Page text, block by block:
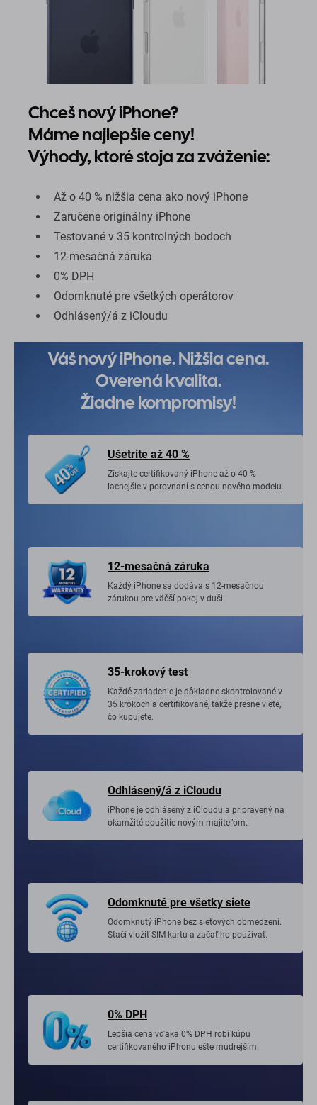
Chceš nový iPhone?
Máme najlepšie ceny!
Výhody, ktoré stoja za zváženie:
Až o 40 % nižšia cena ako nový iPhone
Zaručene originálny iPhone
Testované v 35 kontrolných bodoch
12-mesačná záruka
0% DPH
Odomknuté pre všetkých operátorov
Odhlásený/á z iCloudu
Váš nový iPhone. Nižšia cena.
Overená kvalita.
Žiadne kompromisy!
Ušetrite až 40 %
Získajte certifikovaný iPhone až o 40 %
lacnejšie v porovnaní s cenou nového modelu.
12-mesačná záruka
Každý iPhone sa dodáva s 12-mesačnou
zárukou pre väčší pokoj v duši.
35-krokový test
Každé zariadenie je dôkladne skontrolované v
35 krokoch a certifikované, takže presne viete,
čo kupujete.
Odhlásený/á z iCloudu
iPhone je odhlásený z iCloudu a pripravený na
okamžité použitie novým majiteľom.
Odomknuté pre všetky siete
Odomknutý iPhone bez sieťových obmedzení.
Stačí vložiť SIM kartu a začať ho používať.
0% DPH
Lepšia cena vďaka 0% DPH robí kúpu
certifikovaného iPhonu ešte múdrejším.